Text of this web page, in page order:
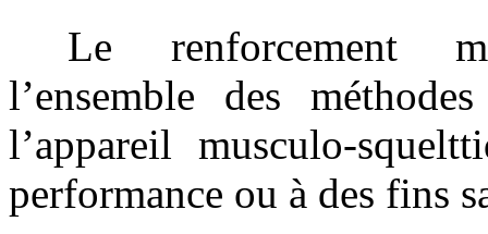
Le renforcement
l’ensemble des
l’appareil musculo-
performance ou à des fins